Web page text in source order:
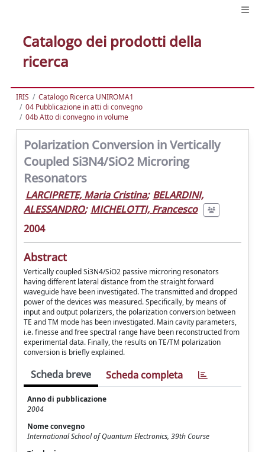
Catalogo dei prodotti della
ricerca
IRIS
Catalogo Ricerca UNIROMA1
04 Pubblicazione in atti di convegno
04b Atto di convegno in volume
Polarization Conversion in Vertically
Coupled Si3N4/SiO2 Microring
Resonators
LARCIPRETE, Maria Cristina; BELARDINI,
ALESSANDRO; MICHELOTTI, Francesco
2004
Abstract
Vertically coupled Si3N4/SiO2 passive microring resonators
having different lateral distance from the straight forward
waveguide have been investigated. The transmitted and dropped
power of the devices was measured. Specifically, by means of
input and output polarizers, the polarization conversion between
TE and TM mode has been investigated. Main cavity parameters,
i.e. finesse and free spectral range have been reconstructed from
experimental data. Finally, the results on TE/TM polarization
conversion is briefly explained.
Scheda breve Scheda completa
Anno di pubblicazione
2004
Nome convegno
International School of Quantum Electronics, 39th Course